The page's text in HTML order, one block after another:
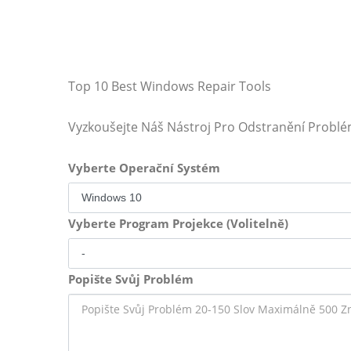
Top 10 Best Windows Repair Tools
Vyzkoušejte Náš Nástroj Pro Odstranění
Vyberte Operační Systém
Vyberte Program Projekce (Volitelně)
Popište Svůj Problém